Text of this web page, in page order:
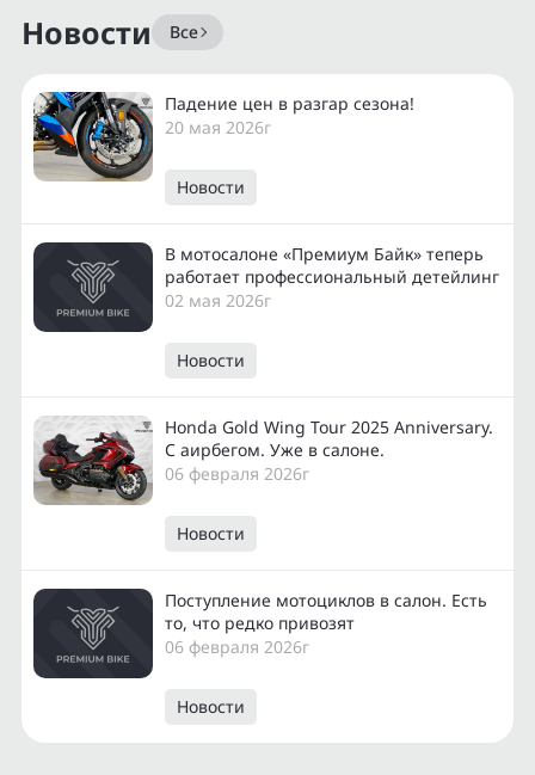
Новости Все
Падение цен в разгар сезона!
20 мая 2026г
Новости
В мотосалоне «Премиум Байк» теперь
работает профессиональный детейлинг
02 мая 2026г
Новости
Honda Gold Wing Tour 2025 Anniversary.
С аирбегом. Уже в салоне.
06 февраля 2026г
Новости
Поступление мотоциклов в салон. Есть
то, что редко привозят
06 февраля 2026г
Новости